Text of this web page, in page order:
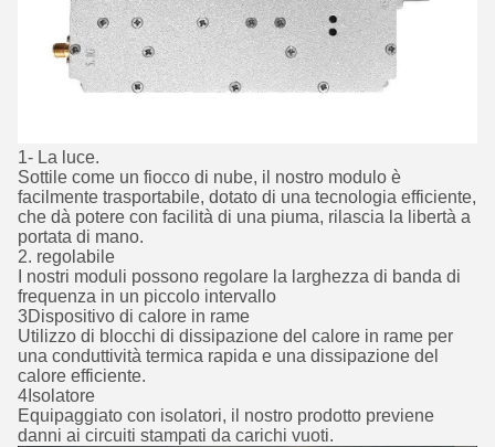
1- La luce.
Sottile come un fiocco di nube, il nostro modulo è
facilmente trasportabile, dotato di una tecnologia efficiente,
che dà potere con facilità di una piuma, rilascia la libertà a
portata di mano.
2. regolabile
I nostri moduli possono regolare la larghezza di banda di
frequenza in un piccolo intervallo
3Dispositivo di calore in rame
Utilizzo di blocchi di dissipazione del calore in rame per
una conduttività termica rapida e una dissipazione del
calore efficiente.
4Isolatore
Equipaggiato con isolatori, il nostro prodotto previene
danni ai circuiti stampati da carichi vuoti.